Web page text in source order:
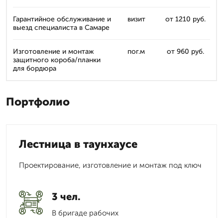
Гарантийное обслуживание и
выезд специалиста в Самаре
визит от 1210 руб.
Изготовление и монтаж
защитного короба/планки
для бордюра
пог.м от 960 руб.
Портфолио
Лестница в таунхаусе
Проектирование, изготовление и монтаж под ключ
3 чел.
В бригаде рабочих